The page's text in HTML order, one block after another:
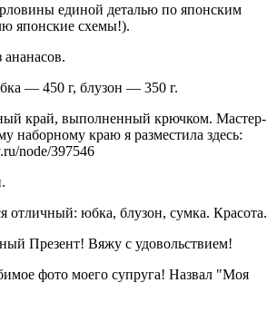
единой деталью по японским
японские схемы!).
— 450 г, блузон — 350 г.
край, выполненный крючком. Мастер-
наборному краю я разместила здесь:
node/397546
отличный: юбка, блузон, сумка. Красота.
Презент! Вяжу с удовольствием!
фото моего супруга! Назвал "Моя